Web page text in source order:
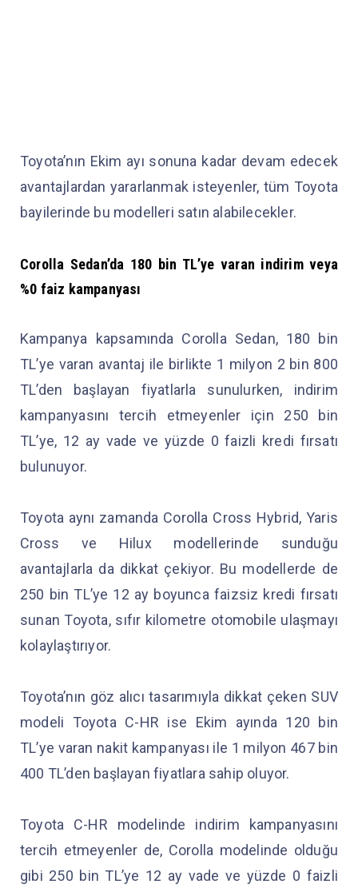
Toyota’nın Ekim ayı sonuna kadar devam edecek
avantajlardan yararlanmak isteyenler, tüm Toyota
bayilerinde bu modelleri satın alabilecekler.
Corolla Sedan’da 180 bin TL’ye varan indirim veya
%0 faiz kampanyası
Kampanya kapsamında Corolla Sedan, 180 bin
TL’ye varan avantaj ile birlikte 1 milyon 2 bin 800
TL’den başlayan fiyatlarla sunulurken, indirim
kampanyasını tercih etmeyenler için 250 bin
TL’ye, 12 ay vade ve yüzde 0 faizli kredi fırsatı
bulunuyor.
Toyota aynı zamanda Corolla Cross Hybrid, Yaris
Cross ve Hilux modellerinde sunduğu
avantajlarla da dikkat çekiyor. Bu modellerde de
250 bin TL’ye 12 ay boyunca faizsiz kredi fırsatı
sunan Toyota, sıfır kilometre otomobile ulaşmayı
kolaylaştırıyor.
Toyota’nın göz alıcı tasarımıyla dikkat çeken SUV
modeli Toyota C-HR ise Ekim ayında 120 bin
TL’ye varan nakit kampanyası ile 1 milyon 467 bin
400 TL’den başlayan fiyatlara sahip oluyor.
Toyota C-HR modelinde indirim kampanyasını
tercih etmeyenler de, Corolla modelinde olduğu
gibi 250 bin TL’ye 12 ay vade ve yüzde 0 faizli